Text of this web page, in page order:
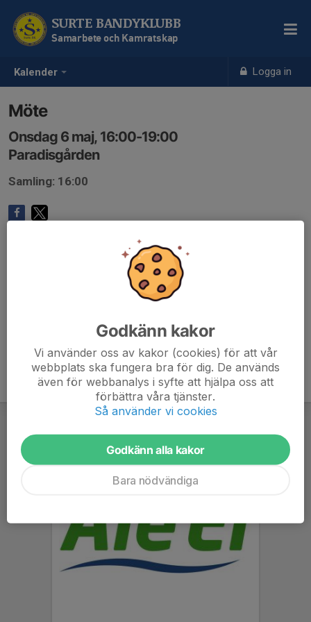
Kalender Logga in
SURTE BANDYKLUBB
Samarbete och Kamratskap
Möte
Onsdag 6 maj, 16:00-19:00
Paradisgården
Samling: 16:00
Godkänn kakor
Vi använder oss av kakor (cookies) för att vår
webbplats ska fungera bra för dig. De används
även för webbanalys i syfte att hjälpa oss att
förbättra våra tjänster.
Så använder vi cookies
Godkänn alla kakor
Bara nödvändiga